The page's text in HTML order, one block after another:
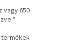
vagy 650
*
termékek